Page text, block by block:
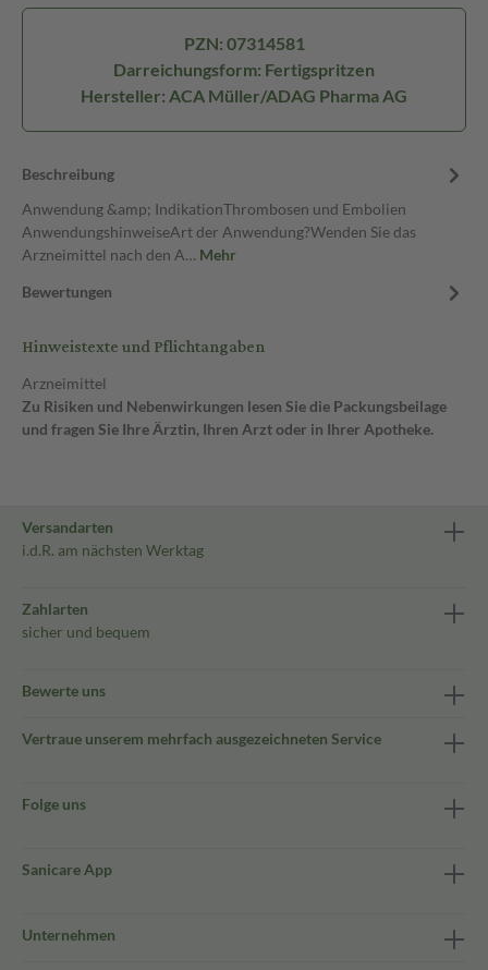
PZN: 07314581
Darreichungsform: Fertigspritzen
Hersteller: ACA Müller/ADAG Pharma AG
Beschreibung
Anwendung &amp; IndikationThrombosen und Embolien
AnwendungshinweiseArt der Anwendung?Wenden Sie das
Arzneimittel nach den A… Mehr
Bewertungen
Hinweistexte und Pflichtangaben
Arzneimittel
Zu Risiken und Nebenwirkungen lesen Sie die Packungsbeilage
und fragen Sie Ihre Ärztin, Ihren Arzt oder in Ihrer Apotheke.
Versandarten
i.d.R. am nächsten Werktag
Zahlarten
sicher und bequem
Bewerte uns
Vertraue unserem mehrfach ausgezeichneten Service
Folge uns
Sanicare App
Unternehmen